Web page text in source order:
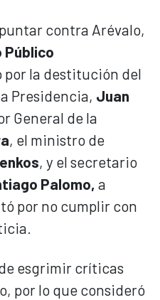
contra Arévalo,
Público
la destitución del
Presidencia, Juan
General de la
, el ministro de
, y el secretario
Palomo, a
por no cumplir con
esgrimir críticas
por lo que consideró